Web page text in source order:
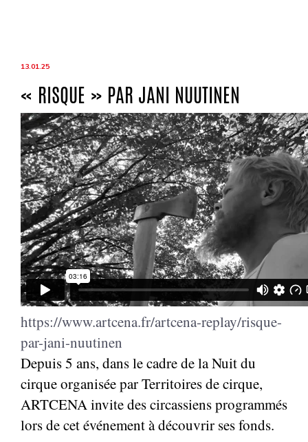
13.01.25
« RISQUE » PAR JANI NUUTINEN
https://www.artcena.fr/artcena-replay/risque-
par-jani-nuutinen
Depuis 5 ans, dans le cadre de la Nuit du
cirque organisée par Territoires de cirque,
ARTCENA invite des circassiens programmés
lors de cet événement à découvrir ses fonds.